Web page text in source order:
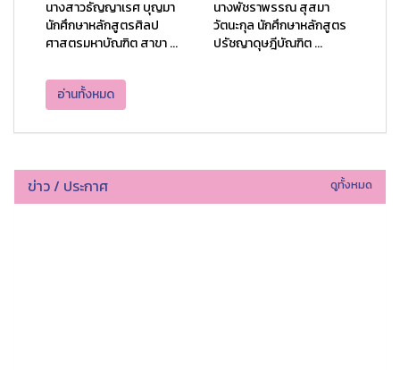
นางสาวธัญญาเรศ บุญมา
นักศึกษาหลักสูตรศิลป
ศาสตรมหาบัณฑิต สาขา ...
นางพัชราพรรณ สุสมา
วัตนะกุล นักศึกษาหลักสูตร
ปรัชญาดุษฎีบัณฑิต ...
อ่านทั้งหมด
ข่าว / ประกาศ ดูทั้งหมด